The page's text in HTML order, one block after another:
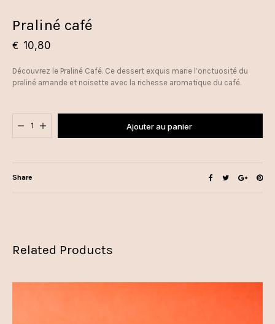
Praliné café
€ 10,80
Découvrez le Praliné Café. Ce dessert exquis marie l’onctuosité du
praliné amande et noisette avec la richesse aromatique du café.
Ajouter au panier
Added to cart
Share
Related Products